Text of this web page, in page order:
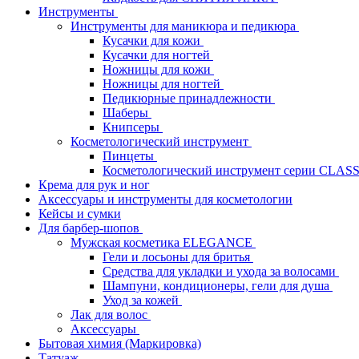
Инструменты
Инструменты для маникюра и педикюра
Кусачки для кожи
Кусачки для ногтей
Ножницы для кожи
Ножницы для ногтей
Педикюрные принадлежности
Шаберы
Книпсеры
Косметологический инструмент
Пинцеты
Косметологический инструмент серии
Крема для рук и ног
Аксессуары и инструменты для косметологии
Кейсы и сумки
Для барбер-шопов
Мужская косметика ELEGANCE
Гели и лосьоны для бритья
Средства для укладки и ухода за волосами
Шампуни, кондиционеры, гели для душа
Уход за кожей
Лак для волос
Аксессуары
Бытовая химия (Маркировка)